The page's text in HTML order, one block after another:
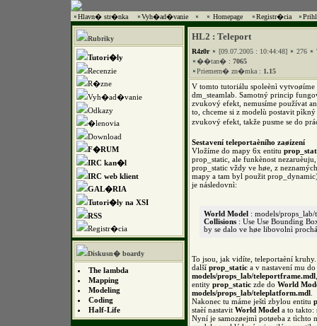
Hlavn� str�nka Vyh�ad�vanie Homepage Registr�cia
Rubriky
Tutori�ly
Recenzie
R�zne
Vyh�ad�vanie
Odkazy
�lenovia
Download
F�RUM
IRC kan�l
IRC web klient
GAL�RIA
Tutori�ly na XSI
RSS
Registr�cia
Diskusn� boardy
The lambda
Mapping
Modeling
Coding
Half-Life
HL2 : Teleport
R4z0r [09.07.2005 : 10:44:48] 276
��tan� : 7065
Priemern� zn�mka : 1.15
V tomto tutoriálu spoleènì
dm_steamlab. Samotný princip
zvukový efekt, nemusíme používat
to, chceme si z modelù postavit
zvukový efekt, takže pusme se do
Sestavení teleportaèního zaøízení
Vložíme do mapy 6x entitu
prop_static, ale funkènost
prop_static vždy ve høe, z
mapy a tam byl použit
je následovnì:
World Model : models/
Collisions : Use Use Bounding
by se dalo ve høe libovolnì
To jsou, jak vidíte, teleportaèní
další prop_static a v nastavení mu
models/props_lab/teleportframe.mdl
entity prop_static zde do World
models/props_lab/teleplatform.mdl
Nakonec tu máme ještì zbylou entitu
staèí nastavit World Model a to takto:
Nyní je samozøejmì potøeba z tìchto